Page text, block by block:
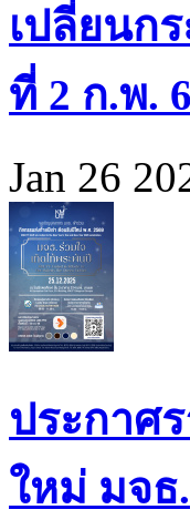
เปลี่ยนก
ที่ 2 ก.พ.
Jan 26
ประกาศ
ใหม่ มจธ.